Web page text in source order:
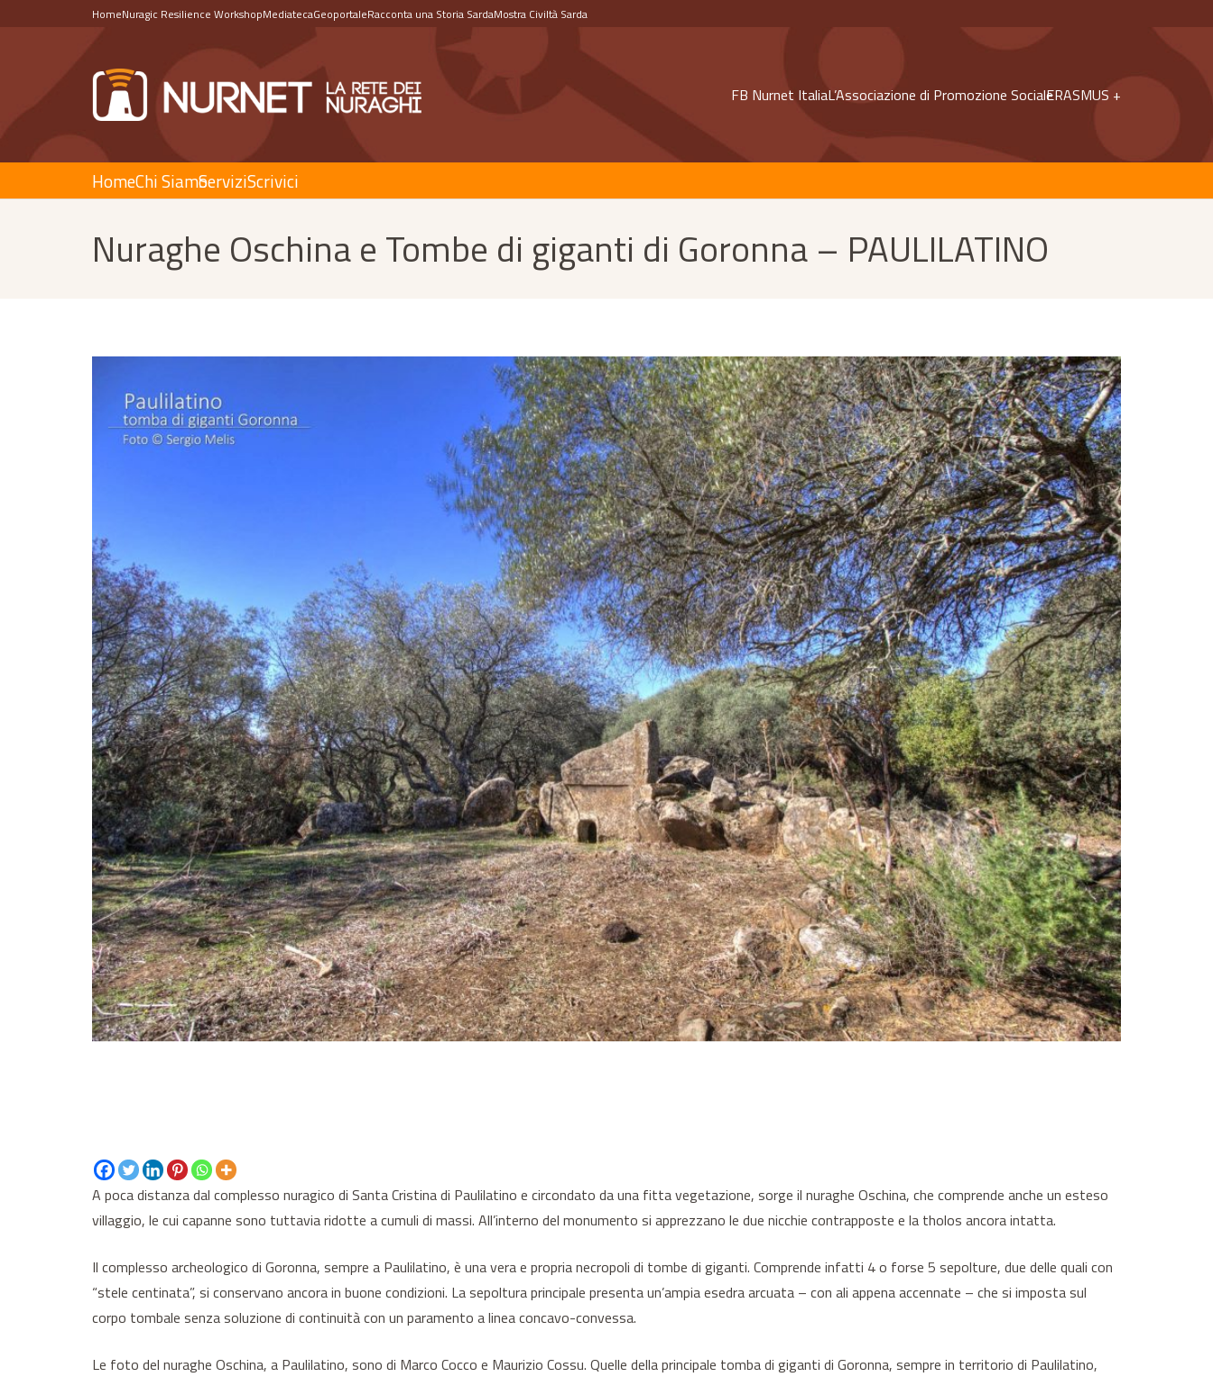
HomeNuragic Resilience WorkshopMediatecaGeoportaleRacconta una Storia SardaMostra Civiltà Sarda
FB Nurnet ItaliaL’Associazione di Promozione SocialeERASMUS +
HomeChi SiamoServiziScrivici
Nuraghe Oschina e Tombe di giganti di Goronna – PAULILATINO
A poca distanza dal complesso nuragico di Santa Cristina di Paulilatino e circondato da una fitta vegetazione, sorge il nuraghe Oschina, che comprende anche un esteso
villaggio, le cui capanne sono tuttavia ridotte a cumuli di massi. All’interno del monumento si apprezzano le due nicchie contrapposte e la tholos ancora intatta.
Il complesso archeologico di Goronna, sempre a Paulilatino, è una vera e propria necropoli di tombe di giganti. Comprende infatti 4 o forse 5 sepolture, due delle quali con
“stele centinata”, si conservano ancora in buone condizioni. La sepoltura principale presenta un’ampia esedra arcuata – con ali appena accennate – che si imposta sul
corpo tombale senza soluzione di continuità con un paramento a linea concavo-convessa.
Le foto del nuraghe Oschina, a Paulilatino, sono di Marco Cocco e Maurizio Cossu. Quelle della principale tomba di giganti di Goronna, sempre in territorio di Paulilatino,